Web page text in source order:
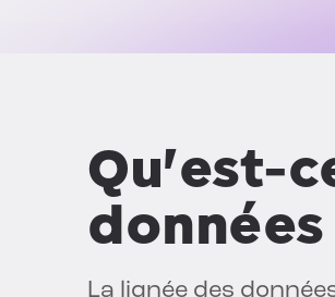
Qu'est-
données
La lignée des